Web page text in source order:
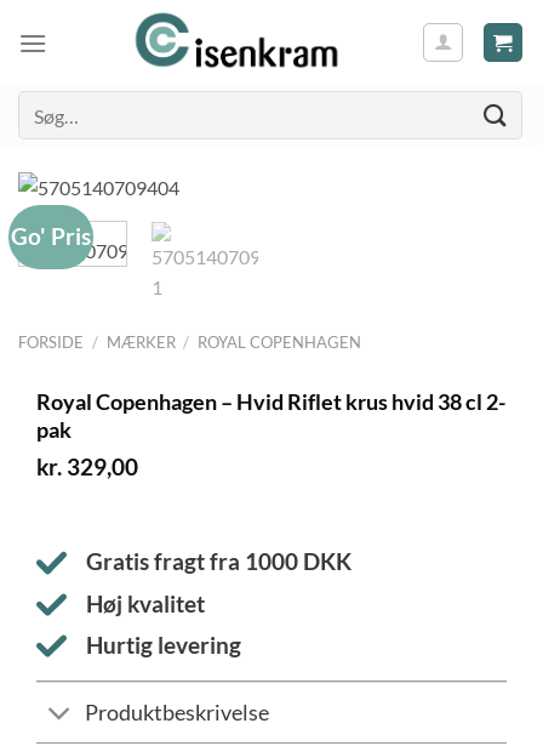
efter:
FORSIDE / MÆRKER / ROYAL COPENHAGEN
Go' Pris
Royal Copenhagen – Hvid Riflet krus hvid 38 cl 2-
pak
kr. 329,00
Gratis fragt fra 1000 DKK
Høj kvalitet
Hurtig levering
Produktbeskrivelse